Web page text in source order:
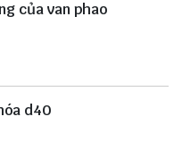
của van phao
d40